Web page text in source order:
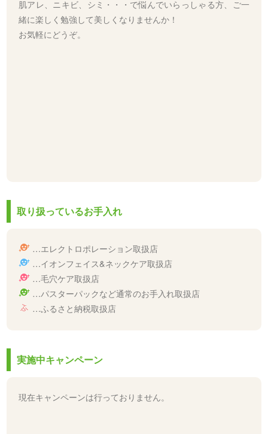
肌アレ、ニキビ、シミ・・・で悩んでいらっしゃる方、ご一
緒に楽しく勉強して美しくなりませんか！
お気軽にどうぞ。
取り扱っているお手入れ
…エレクトロポレーション取扱店
…イオンフェイス&ネックケア取扱店
…毛穴ケア取扱店
…パスターパックなど通常のお手入れ取扱店
…ふるさと納税取扱店
実施中キャンペーン
現在キャンペーンは行っておりません。